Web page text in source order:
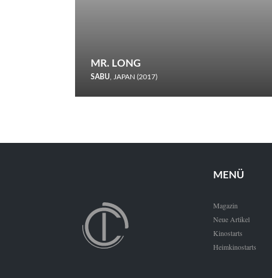
MR. LONG
SABU, JAPAN (2017)
den Wettbewerb.
MENÜ
Magazin
Neue Artikel
Kinostarts
Heimkinostarts